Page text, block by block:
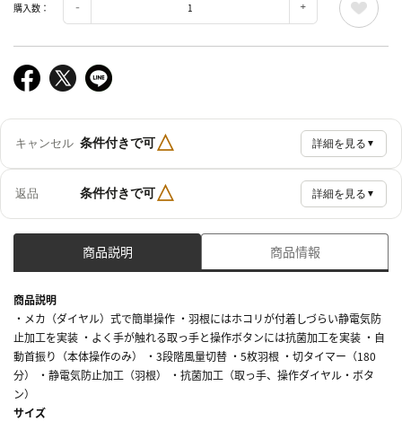
購入数：
キャンセル 条件付きで可△ 詳細を見る ▼
返品 条件付きで可△ 詳細を見る ▼
商品説明 商品情報
商品説明
・メカ（ダイヤル）式で簡単操作 ・羽根にはホコリが付着しづらい静電気防
止加工を実装 ・よく手が触れる取っ手と操作ボタンには抗菌加工を実装 ・自
動首振り（本体操作のみ） ・3段階風量切替 ・5枚羽根 ・切タイマー（180
分） ・静電気防止加工（羽根） ・抗菌加工（取っ手、操作ダイヤル・ボタ
ン）
サイズ